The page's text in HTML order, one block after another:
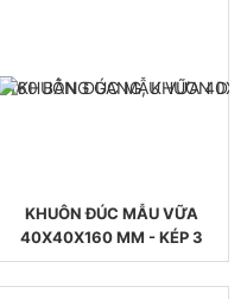
KHUÔN ĐÚC MẪU VỮA
40X40X160 MM - KÉP 3